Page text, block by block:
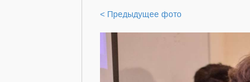
< Предыдущее фото